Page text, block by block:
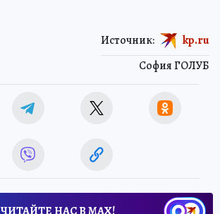
София ГОЛУБ
Источник: kp.ru